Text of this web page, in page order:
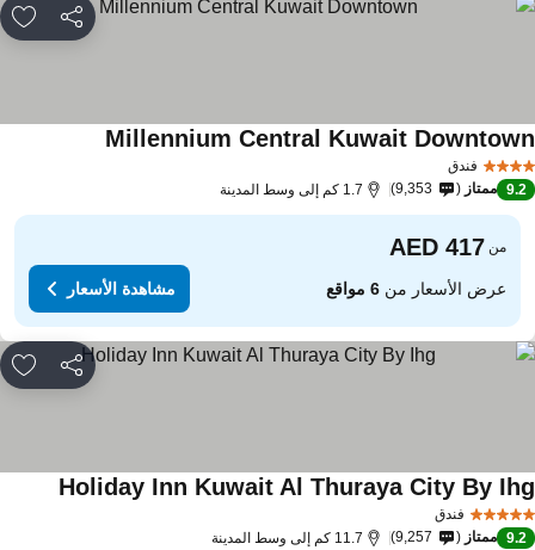
مشاركة
فندق
Millennium Central Kuwait
9.2 ممتاز 9,353 1.7 كم إلى وسط المدينة
من
عرض الأسعار من6 مواقع مشاهدة الأسعار
مشاركة
فندق
Holiday Inn Kuwait Al Thuraya City By
9.2 ممتاز 9,257 11.7 كم إلى وسط المدينة